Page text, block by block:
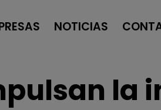
NOTICIAS
la